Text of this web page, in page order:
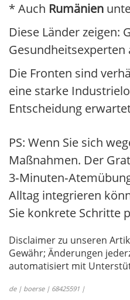
* Auch Rumänien
Diese Länder zeigen:
Gesundheitsexperten
Die Fronten sind
eine starke
Entscheidung
PS: Wenn Sie sich
Maßnahmen. Der
Alltag integrieren
Sie konkrete Schritte
Disclaimer zu unseren
Gewähr; Änderungen
automatisiert mit
de | boerse | 68425591 |